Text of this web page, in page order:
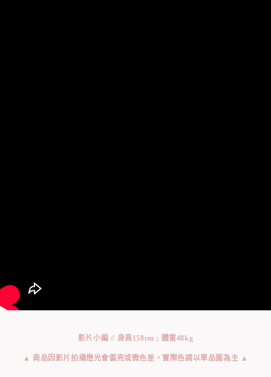
影片小編 // 身高158cm ; 體重48kg
▲ 商品因影片拍攝燈光會偏亮或微色差，實際色請以單品圖為主 ▲